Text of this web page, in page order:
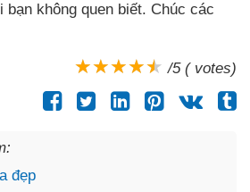
không quen biết. Chúc các
/5 ( votes)
đẹp